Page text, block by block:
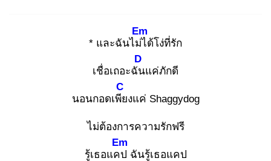
* และฉันไม่ไ
Em
ด้โง่ที่รัก
เชื่อเถอะฉัน
D
แค่ภักดี
นอนกอดเพีย
C
งแค่ Shaggydog
ไม่ต้องการความรักฟรี
รู้เธอแคป
Em
ฉันรู้เธอแคป